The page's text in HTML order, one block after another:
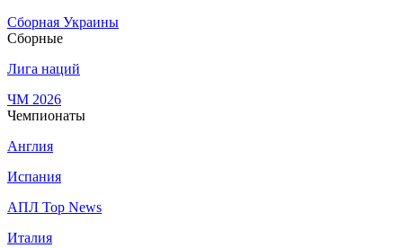
Сборная Украины
Сборные
Лига наций
ЧМ 2026
Чемпионаты
Англия
Испания
АПЛ Top News
Италия